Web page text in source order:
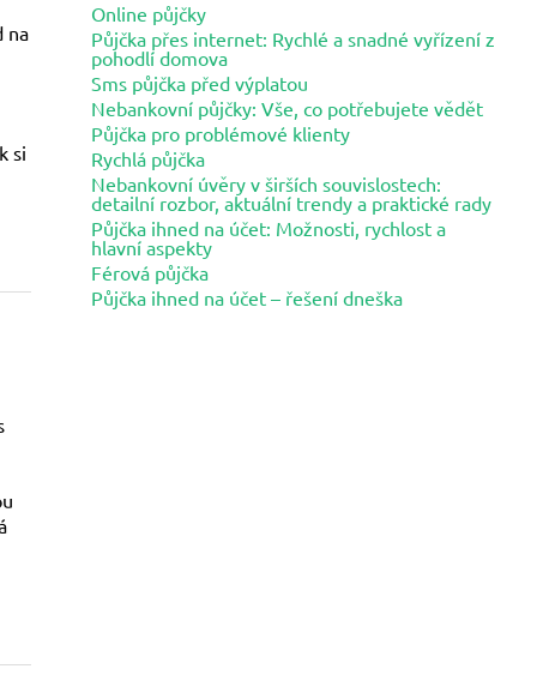
na
si
Online půjčky
Půjčka přes internet: Rychlé a snadné vyřízení z
pohodlí domova
Sms půjčka před výplatou
Nebankovní půjčky: Vše, co potřebujete vědět
Půjčka pro problémové klienty
Rychlá půjčka
Nebankovní úvěry v širších souvislostech:
detailní rozbor, aktuální trendy a praktické rady
Půjčka ihned na účet: Možnosti, rychlost a
hlavní aspekty
Férová půjčka
Půjčka ihned na účet – řešení dneška